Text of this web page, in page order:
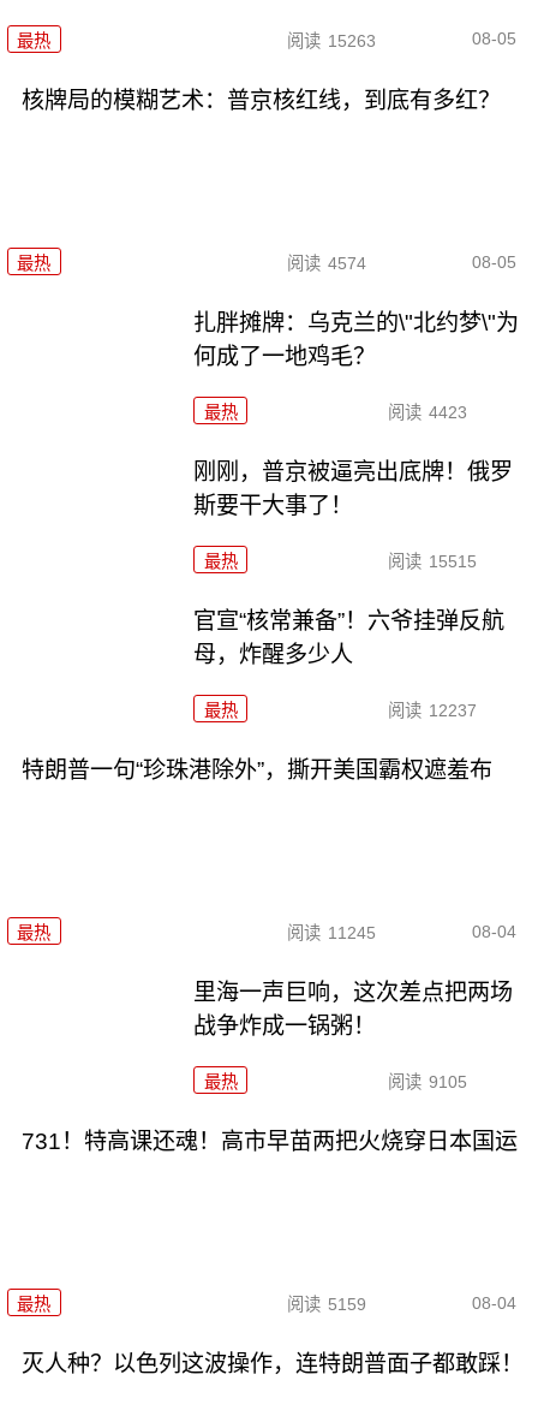
最热 阅读 15263 08-05
核牌局的模糊艺术：普京核红线，到底有多红？
最热 阅读 4574 08-05
扎胖摊牌：乌克兰的\"北约梦\"为
何成了一地鸡毛？
最热 阅读 4423
刚刚，普京被逼亮出底牌！俄罗
斯要干大事了！
最热 阅读 15515
官宣“核常兼备”！六爷挂弹反航
母，炸醒多少人
最热 阅读 12237
特朗普一句“珍珠港除外”，撕开美国霸权遮羞布
最热 阅读 11245 08-04
里海一声巨响，这次差点把两场
战争炸成一锅粥！
最热 阅读 9105
731！特高课还魂！高市早苗两把火烧穿日本国运
最热 阅读 5159 08-04
灭人种？以色列这波操作，连特朗普面子都敢踩！